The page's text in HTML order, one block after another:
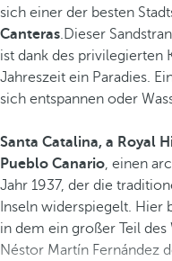
sich einer der besten
Canteras .Dieser
ist dank des privilegierten
Jahreszeit ein Paradies.
sich entspannen oder
Santa Catalina, a Royal
Pueblo Canario , einen
Jahr 1937, der die
Inseln widerspiegelt. Hier
in dem ein großer Teil des
Néstor Martín Fernández